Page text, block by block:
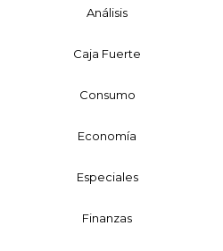
Análisis
Caja Fuerte
Consumo
Economía
Especiales
Finanzas